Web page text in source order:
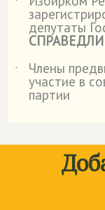
˙
депутаты
˙
Члены
участие в
партии